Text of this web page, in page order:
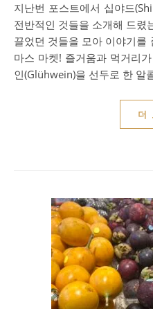
지난번 포스트에서 십야드(Shipyard) 크리스마스 마켓에 대해
전반적인 것들을 소개해 드렸
끌었던 것들을 모아 이야기를
마스 마켓! 즐거움과 먹거리
인(Glühwein)을 선두로 한 알
더